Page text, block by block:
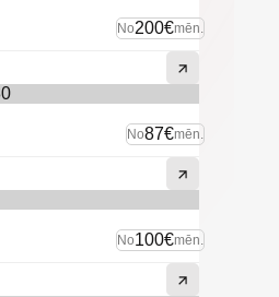
No200€mēn.
No87€mēn.
No100€mēn.